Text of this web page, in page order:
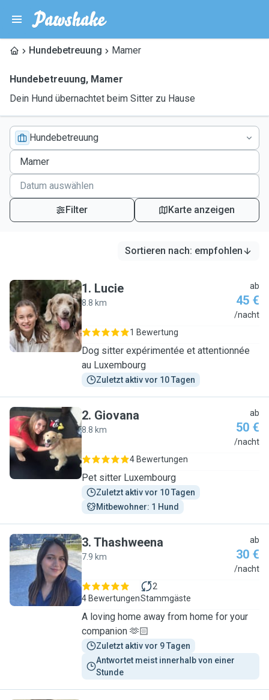
Hundebetreuung Mamer
Hundebetreuung, Mamer
Dein Hund übernachtet beim Sitter zu Hause
Hundebetreuung
Filter Karte anzeigen
Sortieren nach: empfohlen
L
1. Lucie
8.8 km
ab
45 €
/nacht
1 Bewertung
Dog sitter expérimentée et attentionnée
au Luxembourg
Zuletzt aktiv vor 10 Tagen
G
2. Giovana
8.8 km
ab
50 €
/nacht
4 Bewertungen
Pet sitter Luxembourg
Zuletzt aktiv vor 10 Tagen
Mitbewohner: 1 Hund
T
3. Thashweena
7.9 km
ab
30 €
/nacht
4 Bewertungen
2
Stammgäste
A loving home away from home for your
companion 🫶🏻
Zuletzt aktiv vor 9 Tagen
Antwortet meist innerhalb von einer
Stunde